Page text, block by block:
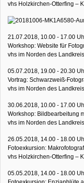
vhs Holzkirchen-Otterfing –
21.07.2018, 10.00 - 17.00
Workshop: Website für
vhs im Norden des
05.07.2018, 19.00 - 20.30
Vortrag: Schwarzweiß-
vhs im Norden des
30.06.2018, 10.00 - 17.00
Workshop: Bildbearbeitung
vhs im Norden des
26.05.2018, 14.00 - 18.00
Fotoexkursion:
vhs Holzkirchen-Otterfing –
05.05.2018, 14.00 - 18.00